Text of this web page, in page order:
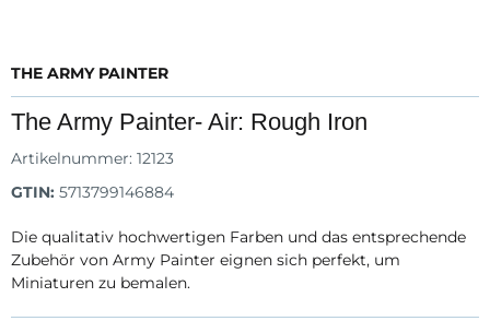
THE ARMY PAINTER
The Army Painter- Air: Rough Iron
Artikelnummer: 12123
GTIN: 5713799146884
Die qualitativ hochwertigen Farben und das entsprechende
Zubehör von Army Painter eignen sich perfekt, um
Miniaturen zu bemalen.